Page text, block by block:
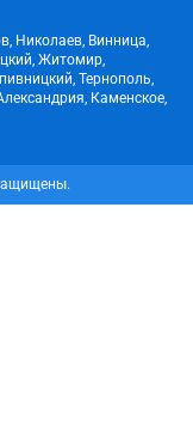
Николаев, Винница,
Житомир,
Тернополь,
Каменское,